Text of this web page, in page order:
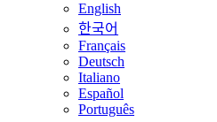
English
한국어
Français
Deutsch
Italiano
Español
Português